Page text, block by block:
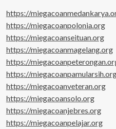
https://
https://miegacoanpolonia.org
https://miegacoanseituan.org
https://miegacoanmagelang.org
https://
https://
https://miegacoanveteran.org
https://miegacoansolo.org
https://miegacoanjebres.org
https://miegacoanpelajar.org